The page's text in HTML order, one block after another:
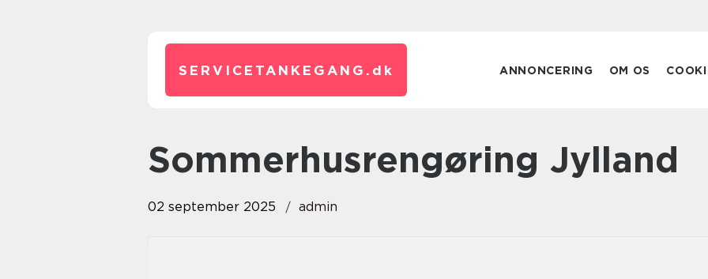
SERVICETANKEGANG. dk ANNONCERING OM OS
sommerhusrengøring Jylland
02 september 2025 admin